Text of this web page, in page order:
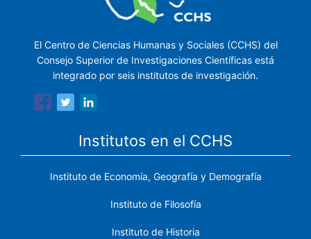
El Centro de Ciencias Humanas y Sociales (CCHS) del
Consejo Superior de Investigaciones Científicas está
integrado por seis institutos de investigación.
Institutos en el CCHS
Instituto de Economía, Geografía y Demografía
Instituto de Filosofía
Instituto de Historia